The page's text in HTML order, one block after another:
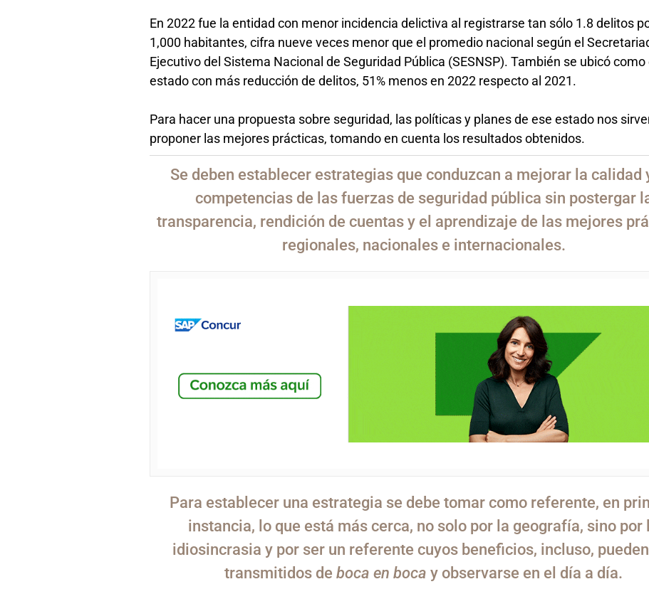
En 2022 fue la entidad con menor incidencia delictiva al registrarse tan sólo 1.8 delitos
1,000 habitantes, cifra nueve veces menor que el promedio nacional según el
Ejecutivo del Sistema Nacional de Seguridad Pública (SESNSP). También se ubicó como
estado con más reducción de delitos, 51% menos en 2022 respecto al 2021.
Para hacer una propuesta sobre seguridad, las políticas y planes de ese estado nos
proponer las mejores prácticas, tomando en cuenta los resultados obtenidos.
Se deben establecer estrategias que conduzcan a mejorar la calidad
competencias de las fuerzas de seguridad pública sin postergar
transparencia, rendición de cuentas y el aprendizaje de las mejores
regionales, nacionales e internacionales.
Para establecer una estrategia se debe tomar como referente, en
instancia, lo que está más cerca, no solo por la geografía, sino por
idiosincrasia y por ser un referente cuyos beneficios, incluso,
transmitidos deboca en bocay observarse en el día a día.